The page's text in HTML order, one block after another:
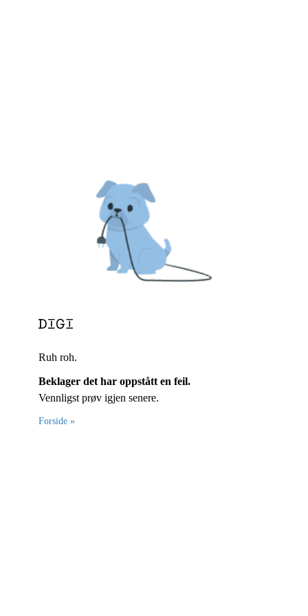
Ruh roh.
Beklager det har oppstått en feil.
Vennligst prøv igjen senere.
Forside »